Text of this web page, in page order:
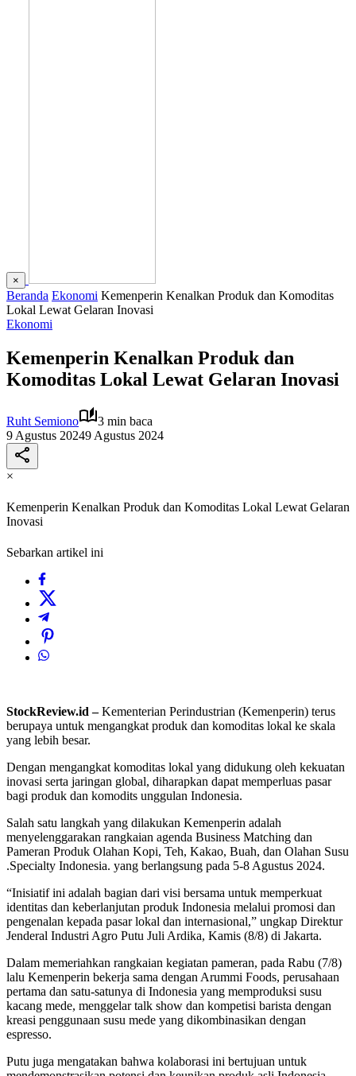
×
Beranda Ekonomi Kemenperin Kenalkan Produk dan Komoditas
Lokal Lewat Gelaran Inovasi
Ekonomi
Kemenperin Kenalkan Produk dan
Komoditas Lokal Lewat Gelaran Inovasi
Ruht Semiono
3 min baca
9 Agustus 20249 Agustus 2024
×
Kemenperin Kenalkan Produk dan Komoditas Lokal Lewat Gelaran
Inovasi
Sebarkan artikel ini
StockReview.id –Kementerian Perindustrian (Kemenperin) terus
berupaya untuk mengangkat produk dan komoditas lokal ke skala
yang lebih besar.
Dengan mengangkat komoditas lokal yang didukung oleh kekuatan
inovasi serta jaringan global, diharapkan dapat memperluas pasar
bagi produk dan komodits unggulan Indonesia.
Salah satu langkah yang dilakukan Kemenperin adalah
menyelenggarakan rangkaian agenda Business Matching dan
Pameran Produk Olahan Kopi, Teh, Kakao, Buah, dan Olahan Susu
.Specialty Indonesia. yang berlangsung pada 5-8 Agustus 2024.
“Inisiatif ini adalah bagian dari visi bersama untuk memperkuat
identitas dan keberlanjutan produk Indonesia melalui promosi dan
pengenalan kepada pasar lokal dan internasional,” ungkap Direktur
Jenderal Industri Agro Putu Juli Ardika, Kamis (8/8) di Jakarta.
Dalam memeriahkan rangkaian kegiatan pameran, pada Rabu (7/8)
lalu Kemenperin bekerja sama dengan Arummi Foods, perusahaan
pertama dan satu-satunya di Indonesia yang memproduksi susu
kacang mede, menggelar talk show dan kompetisi barista dengan
kreasi penggunaan susu mede yang dikombinasikan dengan
espresso.
Putu juga mengatakan bahwa kolaborasi ini bertujuan untuk